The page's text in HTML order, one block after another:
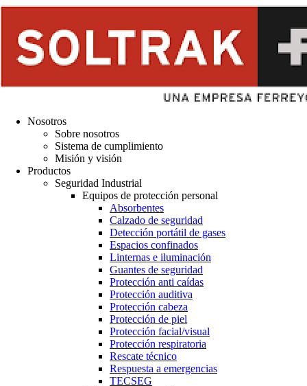
Nosotros
Sobre nosotros
Sistema de cumplimiento
Misión y visión
Productos
Seguridad Industrial
Equipos de protección personal
Absorbentes
Calzado de seguridad
Detección portátil de gases
Espacios confinados
Linternas e iluminación
Guantes de seguridad
Protección anti caídas
Protección auditiva
Protección cabeza
Protección de piel
Protección facial/visual
Protección respiratoria
Rescate técnico
Respuesta a emergencias
TECSEG